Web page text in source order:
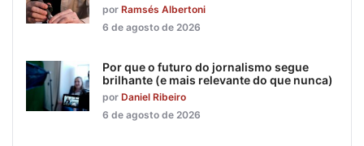
por Ramsés Albertoni
6 de agosto de 2026
Por que o futuro do jornalismo segue
brilhante (e mais relevante do que nunca)
por Daniel Ribeiro
6 de agosto de 2026